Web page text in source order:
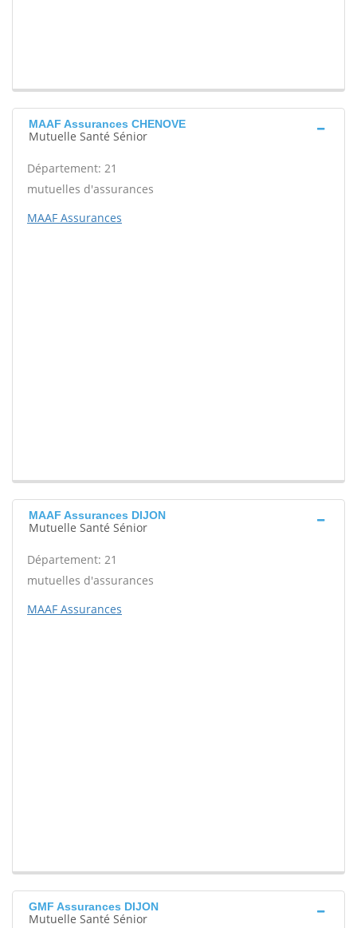
MAAF Assurances CHENOVE
Mutuelle Santé Sénior
Département: 21
mutuelles d'assurances
MAAF Assurances
MAAF Assurances DIJON
Mutuelle Santé Sénior
Département: 21
mutuelles d'assurances
MAAF Assurances
GMF Assurances DIJON
Mutuelle Santé Sénior